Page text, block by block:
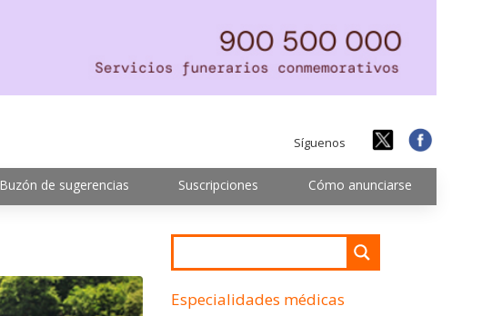
Síguenos
Buzón de sugerencias Suscripciones Cómo anunciarse
Especialidades médicas